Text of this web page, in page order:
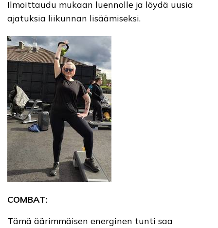
Ilmoittaudu mukaan luennolle ja löydä uusia
ajatuksia liikunnan lisäämiseksi.
COMBAT:
Tämä äärimmäisen energinen tunti saa